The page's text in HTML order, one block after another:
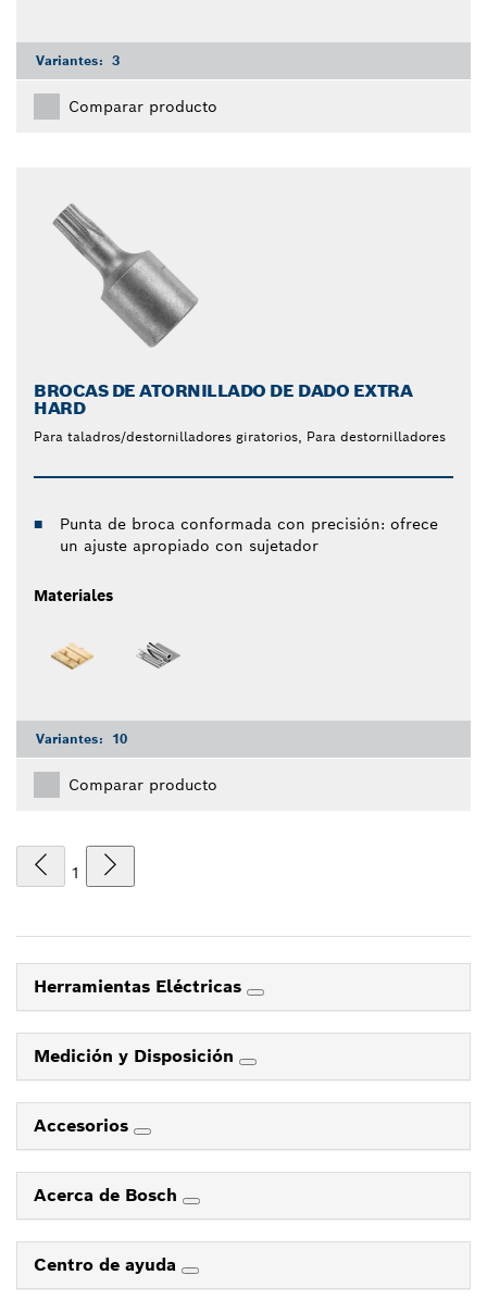
Variantes: 3
Comparar producto
BROCAS DE ATORNILLADO DE DADO EXTRA
HARD
Para taladros/destornilladores giratorios, Para destornilladores
Punta de broca conformada con precisión: ofrece
un ajuste apropiado con sujetador
Materiales
Variantes: 10
Comparar producto
1
Herramientas Eléctricas
Medición y Disposición
Accesorios
Acerca de Bosch
Centro de ayuda